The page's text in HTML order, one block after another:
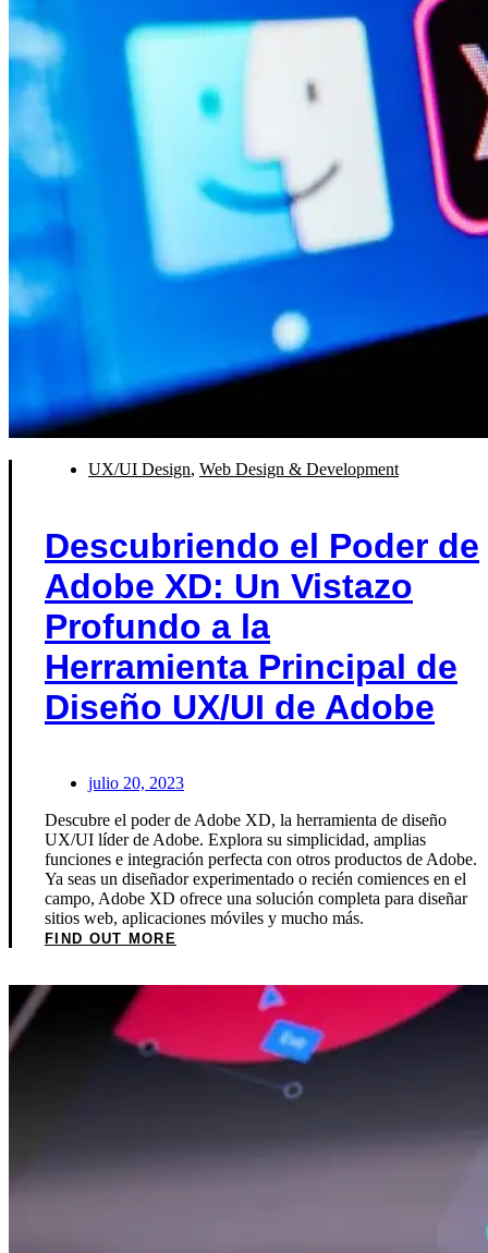
UX/UI Design, Web Design & Development
Descubriendo el Poder de
Adobe XD: Un Vistazo
Profundo a la
Herramienta Principal de
Diseño UX/UI de Adobe
julio 20, 2023
Descubre el poder de Adobe XD, la herramienta de diseño
UX/UI líder de Adobe. Explora su simplicidad, amplias
funciones e integración perfecta con otros productos de Adobe.
Ya seas un diseñador experimentado o recién comiences en el
campo, Adobe XD ofrece una solución completa para diseñar
sitios web, aplicaciones móviles y mucho más.
FIND OUT MORE